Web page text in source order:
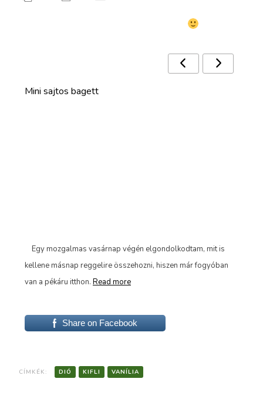
Mini sajtos bagett
Egy mozgalmas vasárnap végén elgondolkodtam, mit is
kellene másnap reggelire összehozni, hiszen már fogyóban
van a pékáru itthon. Read more
Share on Facebook
CÍMKÉK: DIÓ KIFLI VANÍLIA